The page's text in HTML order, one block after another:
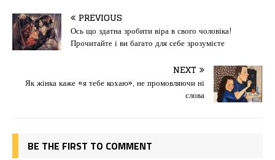
c
e
b
o
o
st
o
d
o
n
ai
l
іл
и
т
ис
я
PREVIOUS
Ось що здатна зробити віра в свого чоловіка!
Прочитайте і ви багато для себе зрозумієте
NEXT
Як жінка каже «я тебе кохаю», не промовляючи ні
слова
BE THE FIRST TO COMMENT